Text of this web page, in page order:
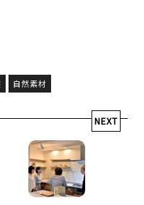
自然素材
NEXT